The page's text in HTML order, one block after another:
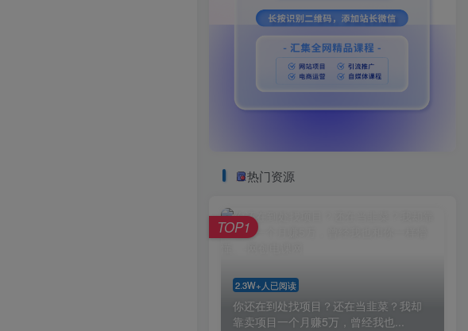
热门资源
2.3W+人已阅读
你还在到处找项目？还在当韭菜？我却
靠卖项目一个月赚5万，曾经我也...
TOP1